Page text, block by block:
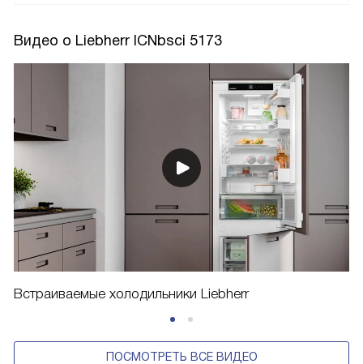
Видео о Liebherr ICNbsci 5173
Встраиваемые холодильники Liebherr
ПОСМОТРЕТЬ ВСЕ ВИДЕО